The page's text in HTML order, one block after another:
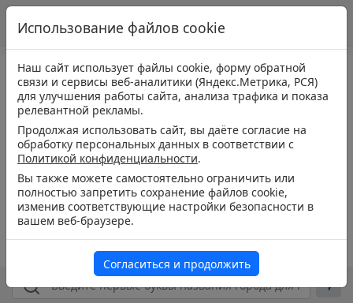
Использование файлов cookie
Наш сайт использует файлы cookie, форму обратной
связи и сервисы веб-аналитики (Яндекс.Метрика, РСЯ)
для улучшения работы сайта, анализа трафика и показа
релевантной рекламы.
Продолжая использовать сайт, вы даёте согласие на
обработку персональных данных в соответствии с
Политикой конфиденциальности.
Вы также можете самостоятельно ограничить или
полностью запретить сохранение файлов cookie,
изменив соответствующие настройки безопасности в
вашем веб-браузере.
Согласиться и продолжить